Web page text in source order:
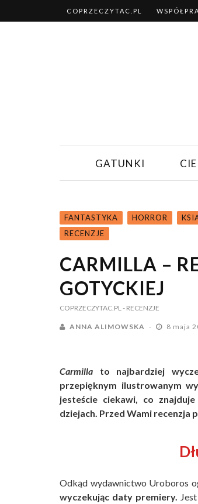
COPRZECZYTAC.PL
GATUNKI
FANTASTYKA HORROR
RECENZJE
CARMILLA –
GOTYCKIEJ
COPRZECZYTAC.PL- RECENZJE
ANNA ALIMOWSKA 8 maja
Carmilla to najbardziej
przepięknym ilustrowanym
jesteście ciekawi, co
dziejach. Przed Wami recenzja
Odkąd wydawnictwo Uroboros
wyczekując daty premiery.